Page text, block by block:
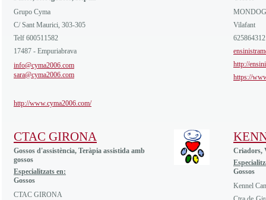
Grupo Cyma
C/ Sant Maurici, 303-305
Telf 600511582
17487 - Empuriabrava
info@cyma2006.com
sara@cyma2006.com
http://www.cyma2006.com/
MONDOG
Vilafant
625864312
http://
https://
CTAC GIRONA
Gossos d'assistència, Teràpia assistida amb
gossos
Especialitzats en:
Gossos
CTAC GIRONA
Criadors,
Gossos
Kennel Can